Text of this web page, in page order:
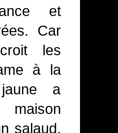
et
Car
les
à la
a
salaud,